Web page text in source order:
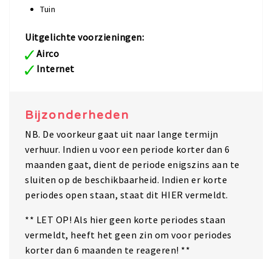
Tuin
Uitgelichte voorzieningen:
Airco
Internet
Bijzonderheden
NB. De voorkeur gaat uit naar lange termijn
verhuur. Indien u voor een periode korter dan 6
maanden gaat, dient de periode enigszins aan te
sluiten op de beschikbaarheid. Indien er korte
periodes open staan, staat dit HIER vermeldt.
** LET OP! Als hier geen korte periodes staan
vermeldt, heeft het geen zin om voor periodes
korter dan 6 maanden te reageren! **